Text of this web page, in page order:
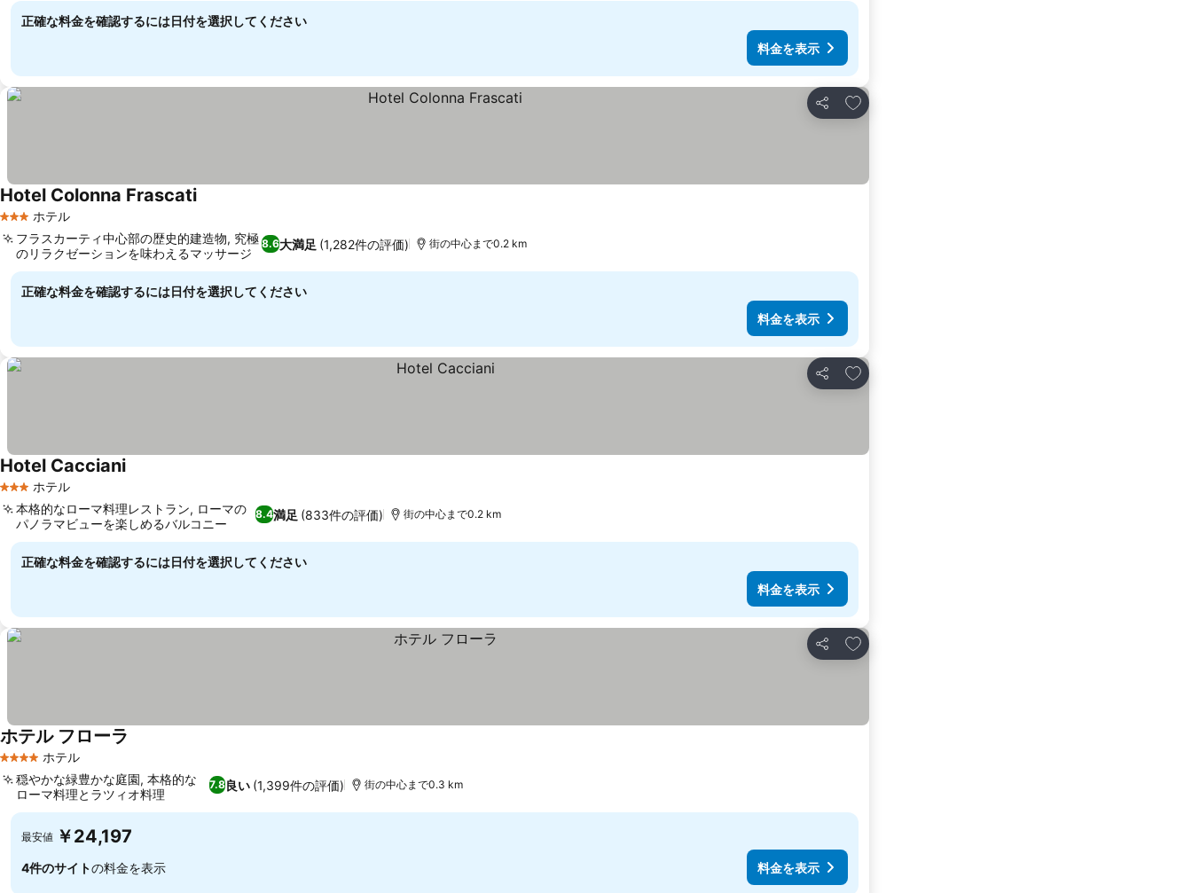
正確な料金を確認するには日付を選択してください
料金を表示
シェア
お気に入りに追加
3 ホテルのランク
ホテル
Hotel Colonna Frascati
8.6大満足 (1,282件の評価)
フラスカーティ中心部の歴史的建造物, 究極
のリラクゼーションを味わえるマッサージ
街の中心まで0.2 km
正確な料金を確認するには日付を選択してください
料金を表示
シェア
お気に入りに追加
3 ホテルのランク
ホテル
Hotel Cacciani
8.4満足 (833件の評価)
本格的なローマ料理レストラン, ローマの
パノラマビューを楽しめるバルコニー
街の中心まで0.2 km
正確な料金を確認するには日付を選択してください
料金を表示
シェア
お気に入りに追加
4 ホテルのランク
ホテル
ホテル フローラ
7.8良い (1,399件の評価)
穏やかな緑豊かな庭園, 本格的な
ローマ料理とラツィオ料理
街の中心まで0.3 km
最安値 ￥24,197
4件のサイトの料金を表示 料金を表示